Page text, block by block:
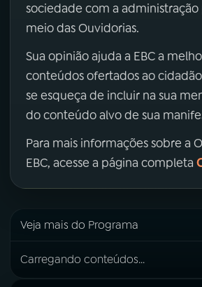
sociedade com a
meio das Ouvidorias.
Sua opinião ajuda a EBC a
conteúdos ofertados ao
se esqueça de incluir na sua
do conteúdo alvo de sua
Para mais informações sobre a
EBC, acesse a página completa
Veja mais do Programa
Carregando conteúdos...